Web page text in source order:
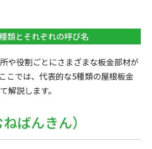
類とそれぞれの呼び名
や役割ごとにさまざまな板金部材が
こでは、代表的な5種類の屋根板金
解説します。
ばんきん）